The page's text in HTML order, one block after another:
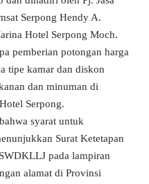
Serpong Hendy A.
Hotel Serpong Moch.
pemberian potongan harga
tipe kamar dan diskon
dan minuman di
Serpong.
syarat untuk
Surat Ketetapan
pada lampiran
alamat di Provinsi